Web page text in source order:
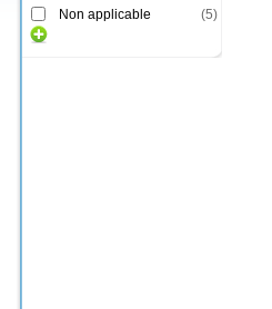
Non applicable
(5)